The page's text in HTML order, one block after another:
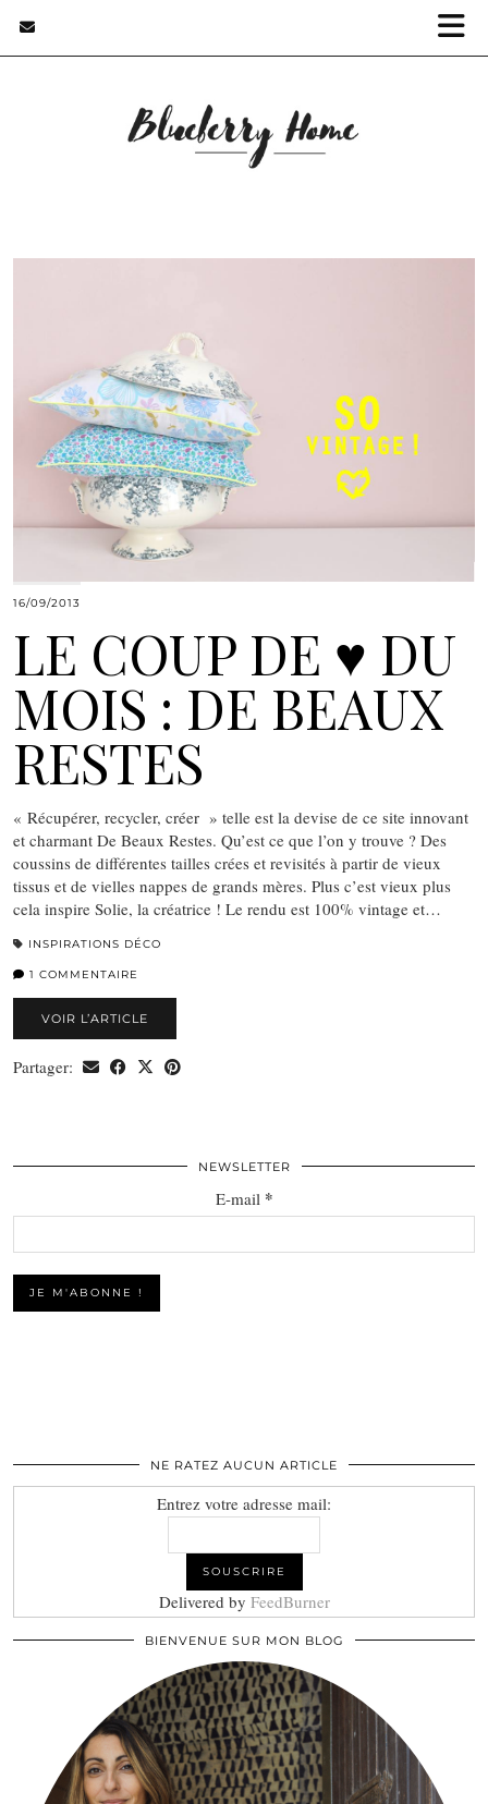
16/09/2013
LE COUP DE ♥ DU
MOIS : DE BEAUX
RESTES
« Récupérer, recycler, créer » telle est la devise de ce site innovant
et charmant De Beaux Restes. Qu’est ce que l’on y trouve ? Des
coussins de différentes tailles crées et revisités à partir de vieux
tissus et de vielles nappes de grands mères. Plus c’est vieux plus
cela inspire Solie, la créatrice ! Le rendu est 100% vintage et…
INSPIRATIONS DÉCO
1 COMMENTAIRE
VOIR L’ARTICLE
Partager:
NEWSLETTER
E-mail *
NE RATEZ AUCUN ARTICLE
Entrez votre adresse mail:
Delivered by FeedBurner
BIENVENUE SUR MON BLOG